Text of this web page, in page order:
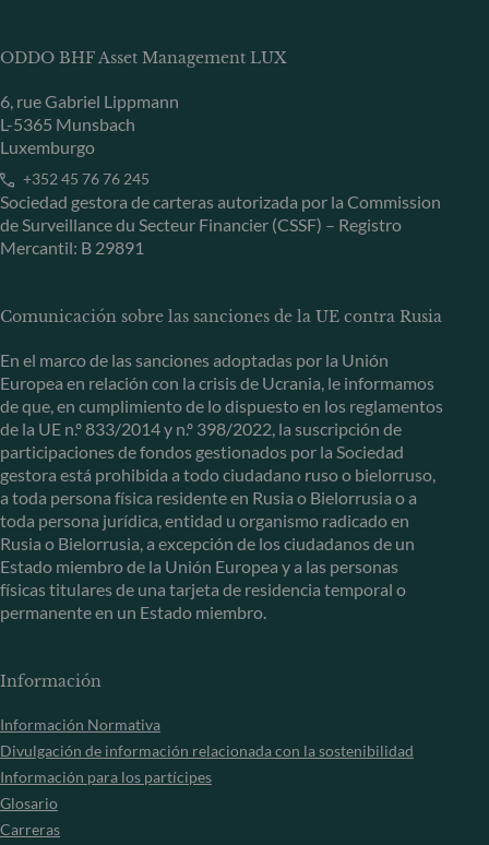
ODDO BHF Asset Management LUX
6, rue Gabriel Lippmann
L-5365 Munsbach
Luxemburgo
+352 45 76 76 245
Sociedad gestora de carteras autorizada por la Commission
de Surveillance du Secteur Financier (CSSF) – Registro
Mercantil: B 29891
Comunicación sobre las sanciones de la UE contra Rusia
En el marco de las sanciones adoptadas por la Unión
Europea en relación con la crisis de Ucrania, le informamos
de que, en cumplimiento de lo dispuesto en los reglamentos
de la UE n.º 833/2014 y n.º 398/2022, la suscripción de
participaciones de fondos gestionados por la Sociedad
gestora está prohibida a todo ciudadano ruso o bielorruso,
a toda persona física residente en Rusia o Bielorrusia o a
toda persona jurídica, entidad u organismo radicado en
Rusia o Bielorrusia, a excepción de los ciudadanos de un
Estado miembro de la Unión Europea y a las personas
físicas titulares de una tarjeta de residencia temporal o
permanente en un Estado miembro.
Información
Información Normativa
Divulgación de información relacionada con la sostenibilidad
Información para los partícipes
Glosario
Carreras